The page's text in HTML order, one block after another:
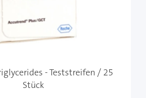
- Teststreifen / 25
Stück